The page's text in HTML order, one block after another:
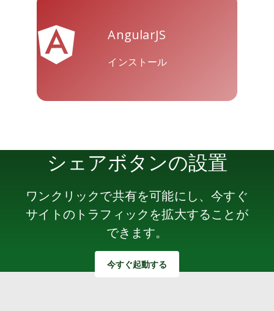
AngularJS
インストール
シェアボタンの設置
ワンクリックで共有を可能にし、今すぐ
サイトのトラフィックを拡大することが
できます。
今すぐ起動する